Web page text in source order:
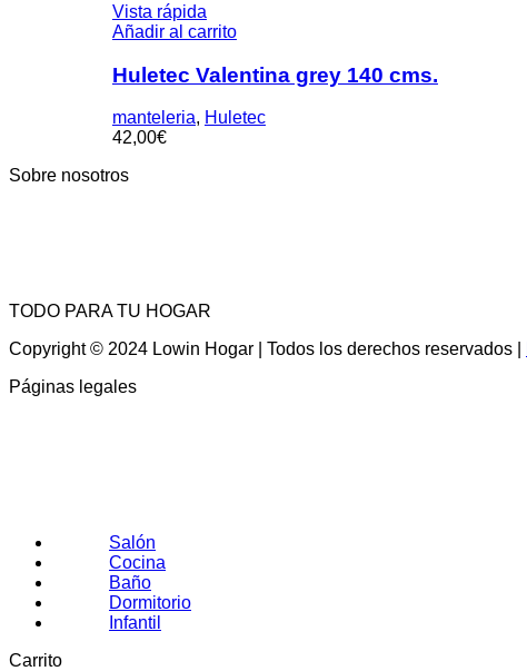
Vista rápida
Añadir al carrito
Huletec Valentina grey 140 cms.
manteleria, Huletec
42,00€
Sobre nosotros
TODO PARA TU HOGAR
Copyright © 2024 Lowin Hogar | Todos los derechos reservados |
Páginas legales
Salón
Cocina
Baño
Dormitorio
Infantil
Carrito